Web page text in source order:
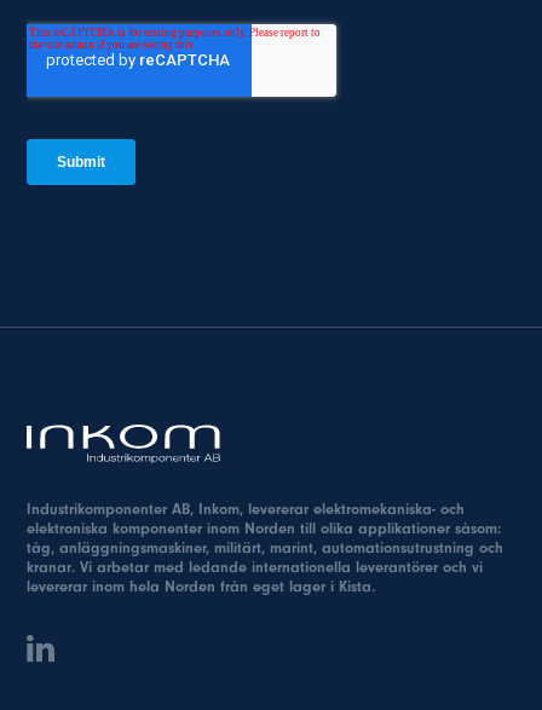
Industrikomponenter AB, Inkom, levererar elektromekaniska- och
elektroniska komponenter inom Norden till olika applikationer såsom:
tåg, anläggningsmaskiner, militärt, marint, automationsutrustning och
kranar. Vi arbetar med ledande internationella leverantörer och vi
levererar inom hela Norden från eget lager i Kista.